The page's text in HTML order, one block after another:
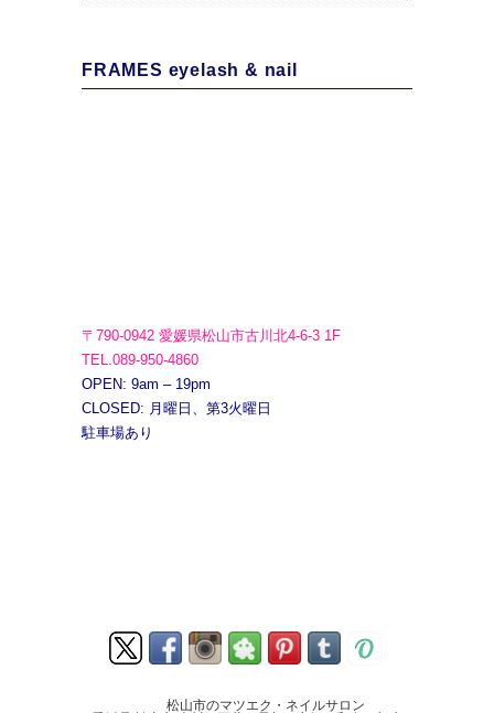
FRAMES eyelash & nail
〒790-0942 愛媛県松山市古川北4-6-3 1F
TEL.089-950-4860
OPEN: 9am – 19pm
CLOSED: 月曜日、第3火曜日
駐車場あり
松山市のマツエク・ネイルサロン